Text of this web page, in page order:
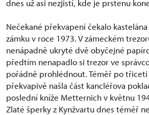
dnes už asi nezjistí, kde je prstenu
Nečekané překvapení čekalo
zámku v roce 1973. V zámeckém
nenápadně ukryté dvě obyčejné
předtím nenapadlo si trezor ve
pořádně prohlédnout. Téměř po
překvapivě našla část kancléřova
poslední kníže Metternich v květnu
Zlaté šperky z Kynžvartu dnes téměř